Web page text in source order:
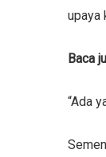
upaya
Baca
“Ada